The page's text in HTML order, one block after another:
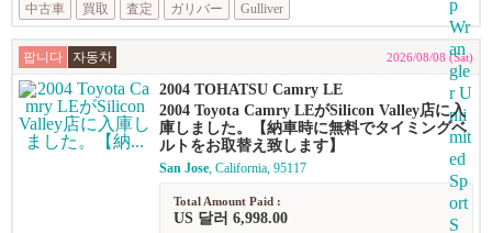
中古車
買取 査定 ガリバー Gulliver
팝니다 자동차 2026/08/08 (Sat)
2004 TOHATSU Camry LE
2004 Toyota Camry LEがSilicon Valley店に入
庫しました。【納車時に無料でタイミングベ
ルトをお取替え致します】
San Jose, California, 95117
Total Amount Paid :
US 달러 6,998.00